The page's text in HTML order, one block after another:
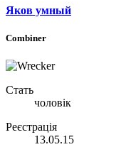
Яков умный
Combiner
Стать
чоловік
Реєстрація
13.05.15